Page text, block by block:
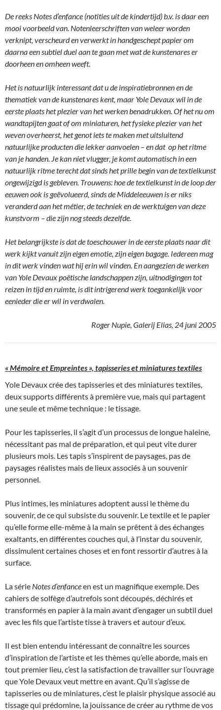
De reeks Notes d’enfance (notities uit de kindertijd) b.v. is daar een
mooi voorbeeld van. Notenleerschriften van weleer worden
verknipt, verscheurd en verwerkt in handgeschept papier om
daarna een subtiel duel aan te gaan met wat de kunstenares er
doorheen en omheen weeft.
Het is natuurlijk interessant dat u de inspiratiebronnen en de
thematiek van de kunstenares kent, maar Yole Devaux wil in de
eerste plaats het plezier van het werken benadrukken.Of het nu om
wandtapijten gaat of om miniaturen, het fysieke plezier van het
weven overheerst, het genot iets te maken met uitsluitend
natuurlijke producten die lekker aanvoelen – en dat op het ritme
van je handen. Je kan niet vlugger, je komt automatisch in een
natuurlijk ritme terecht dat sinds het prille begin van de textielkunst
ongewijzigd is gebleven. Trouwens: hoe de textielkunst in de loop der
eeuwen ook is geëvolueerd, sinds de Middeleeuwen is er niks
veranderd aan het métier, de techniek en de werktuigen van deze
kunstvorm – die zijn nog steeds dezelfde.
Het belangrijkste is dat de toeschouwer in de eerste plaats naar dit
werk kijkt vanuit zijn eigen emotie, zijn eigen bagage. Iedereen mag
in dit werk vinden wat hij erin wil vinden. En aangezien de werken
van Yole Devaux poëtische landschappen zijn, uitnodigingen tot
reizen in tijd en ruimte, is dit intrigerend werk toegankelijk voor
eenieder die er wil in verdwalen.
Roger Nupie, Galerij Elias, 24 juni 2005
« Mémoire et Empreintes », tapisseries et miniatures textiles
Yole Devaux crée des tapisseries et des miniatures textiles,
deux supports différents à première vue, mais qui partagent
une seule et même technique : le tissage.
Pour les tapisseries, il s’agit d’un processus de longue haleine,
nécessitant pas mal de préparation, et qui peut vite durer
plusieurs mois. Les tapis s’inspirent de paysages, pas de
paysages réalistes mais de lieux associés à un souvenir
personnel.
Plus intimes, les miniatures adoptent aussi le thème du
souvenir, de ce qui subsiste du souvenir. Le textile et le papier
qu’elle forme elle-même à la main se prêtent à des échanges
exaltants, en différentes couches qui, à l’instar du souvenir,
dissimulent certaines choses et en font ressortir d’autres à la
surface.
La série Notes d’enfanceen est un magnifique exemple. Des
cahiers de solfège d’autrefois sont découpés, déchirés et
transformés en papier à la main avant d’engager un subtil duel
avec les fils que l’artiste tisse à travers et autour d’eux.
Il est bien entendu intéressant de connaître les sources
d’inspiration de l’artiste et les thèmes qu’elle aborde, mais en
tout premier lieu, c’est la satisfaction de travailler sur l’ouvrage
que Yole Devaux veut mettre en avant. Qu’il s’agisse de
tapisseries ou de miniatures, c’est le plaisir physique associé au
tissage qui prédomine, la jouissance de créer au rythme de vos